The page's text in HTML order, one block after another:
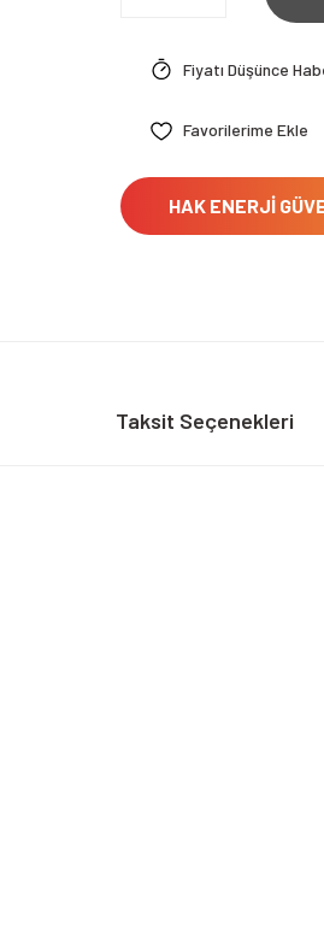
Fiyatı Düşünce
HAK ENERJİ
Taksit Seçenekleri